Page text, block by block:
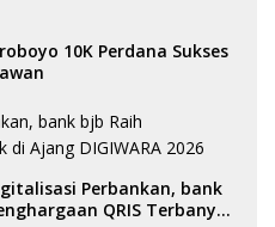
10K Perdana Sukses
Perbankan, bank
QRIS Terbanyak